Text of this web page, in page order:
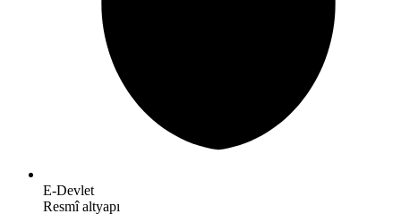
E-Devlet
Resmî altyapı